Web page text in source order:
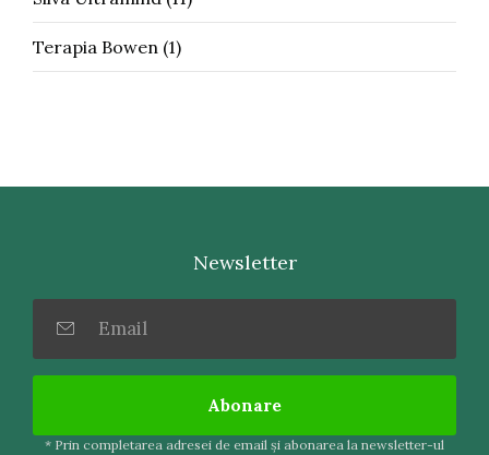
Terapia Bowen (1)
Newsletter
Abonare
* Prin completarea adresei de email şi abonarea la newsletter-ul